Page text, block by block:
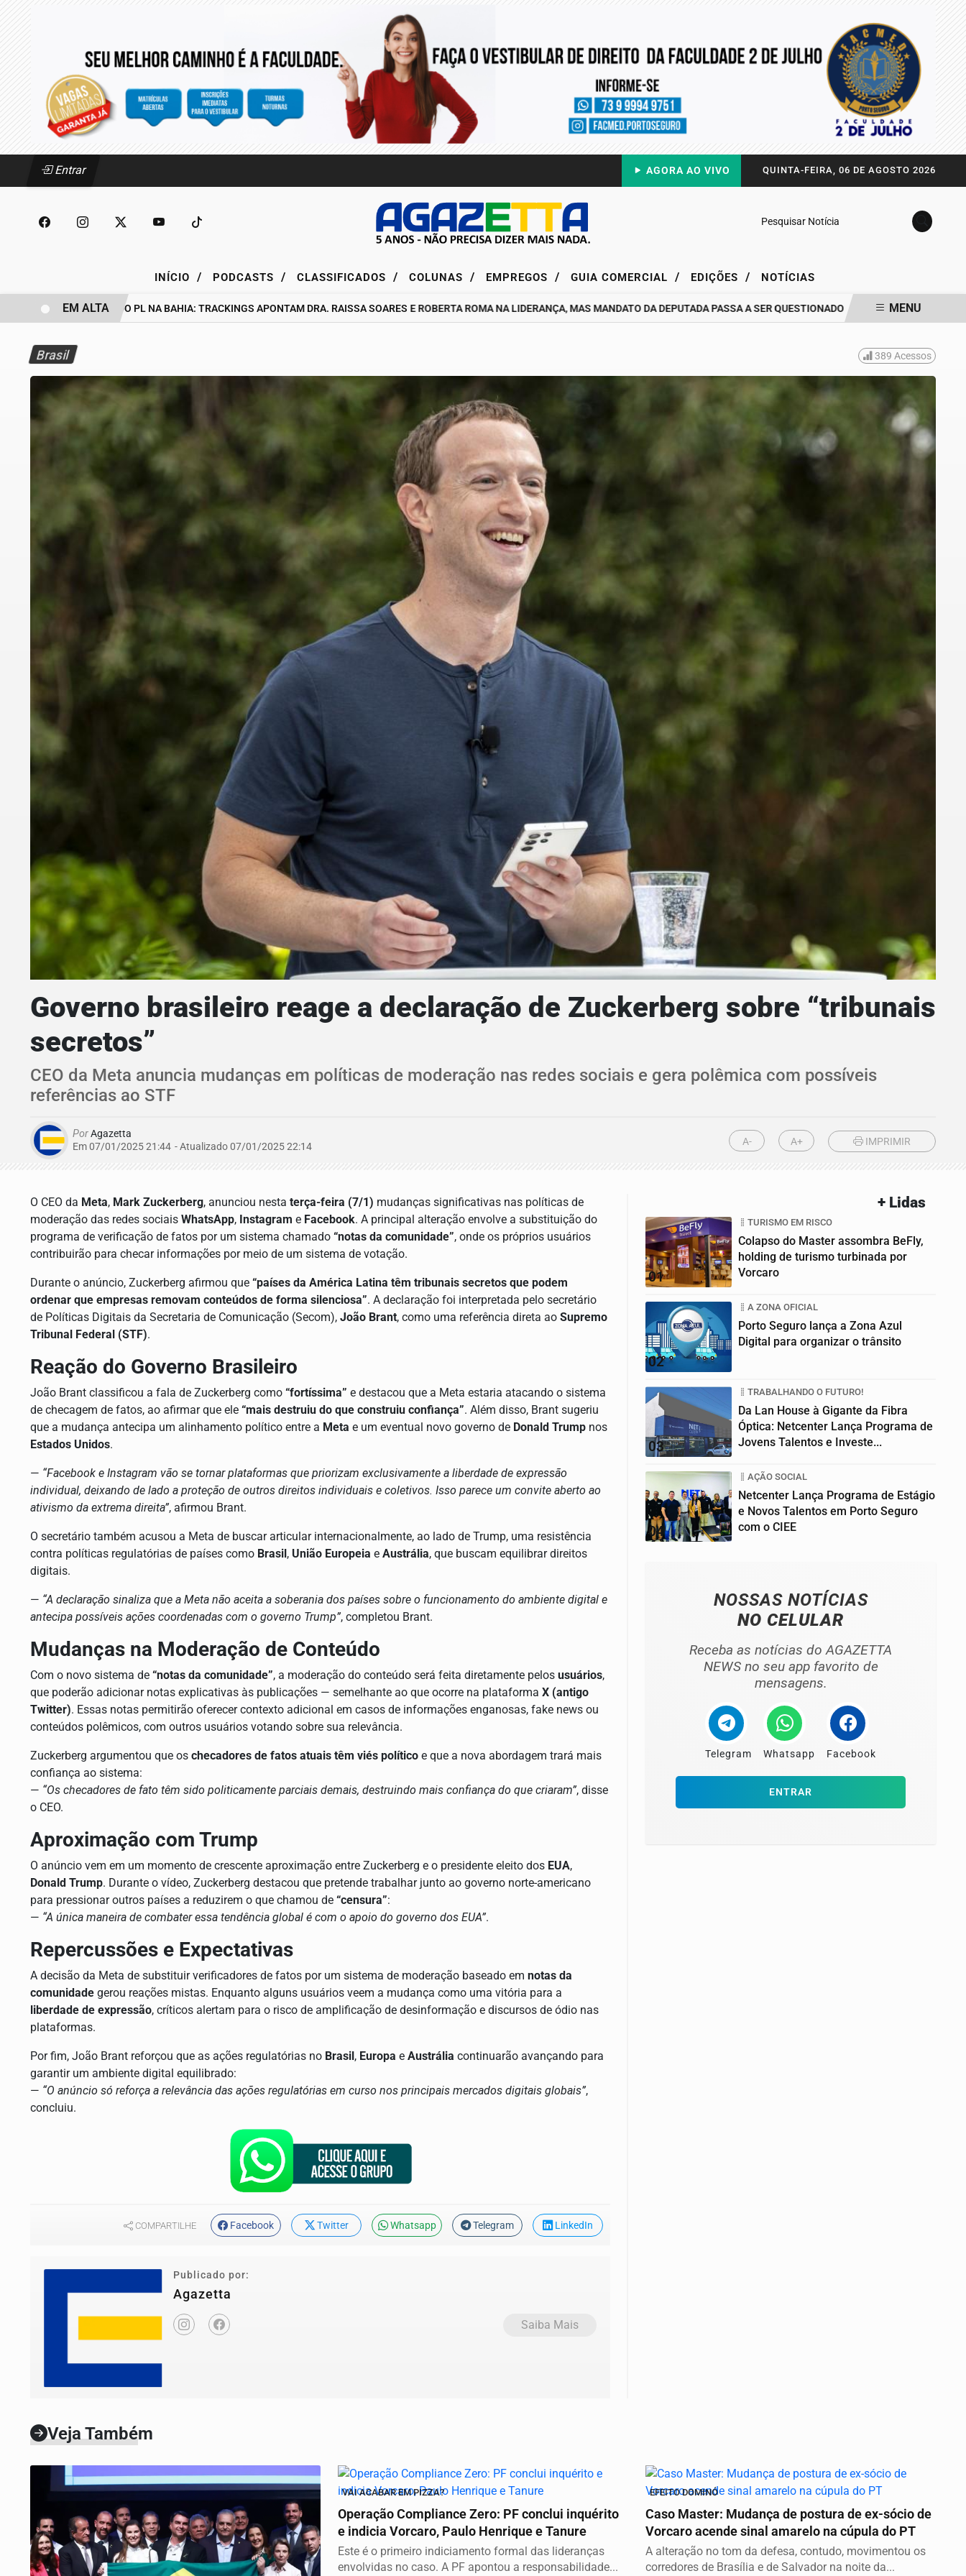
Entrar QUINTA-FEIRA, 06 DE AGOSTO 2026
AGORA AO VIVO
Pesquisar Notícia
INÍCIO / PODCASTS / CLASSIFICADOS / COLUNAS / EMPREGOS / GUIA COMERCIAL / EDIÇÕES / NOTÍCIAS
BASTIDORES DO PL NA BAHIA: TRACKINGS APONTAM DRA. RAISSA SOARES E ROBERTA ROMA NA LIDERANÇA, MAS MANDATO DA DEPUTADA PASSA A SER QUESTIONADO DRA. RAISSA SOARES
EM ALTA MENU
Brasil 389 Acessos
Governo brasileiro reage a declaração de Zuckerberg sobre “tribunais
secretos”
CEO da Meta anuncia mudanças em políticas de moderação nas redes sociais e gera polêmica com possíveis
referências ao STF
PorAgazetta
Em 07/01/2025 21:44 - Atualizado07/01/2025 22:14 A- A+ IMPRIMIR
O CEO da Meta, Mark Zuckerberg, anunciou nesta terça-feira (7/1) mudanças significativas nas políticas de
moderação das redes sociais WhatsApp, Instagram e Facebook. A principal alteração envolve a substituição do
programa de verificação de fatos por um sistema chamado “notas da comunidade”, onde os próprios usuários
contribuirão para checar informações por meio de um sistema de votação.
Durante o anúncio, Zuckerberg afirmou que “países da América Latina têm tribunais secretos que podem
ordenar que empresas removam conteúdos de forma silenciosa”. A declaração foi interpretada pelo secretário
de Políticas Digitais da Secretaria de Comunicação (Secom), João Brant, como uma referência direta ao Supremo
Tribunal Federal (STF).
Reação do Governo Brasileiro
João Brant classificou a fala de Zuckerberg como “fortíssima” e destacou que a Meta estaria atacando o sistema
de checagem de fatos, ao afirmar que ele “mais destruiu do que construiu confiança”. Além disso, Brant sugeriu
que a mudança antecipa um alinhamento político entre a Meta e um eventual novo governo de Donald Trump nos
Estados Unidos.
— “Facebook e Instagram vão se tornar plataformas que priorizam exclusivamente a liberdade de expressão
individual, deixando de lado a proteção de outros direitos individuais e coletivos. Isso parece um convite aberto ao
ativismo da extrema direita”, afirmou Brant.
O secretário também acusou a Meta de buscar articular internacionalmente, ao lado de Trump, uma resistência
contra políticas regulatórias de países como Brasil , União Europeia e Austrália, que buscam equilibrar direitos
digitais.
— “A declaração sinaliza que a Meta não aceita a soberania dos países sobre o funcionamento do ambiente digital e
antecipa possíveis ações coordenadas com o governo Trump”, completou Brant.
Mudanças na Moderação de Conteúdo
Com o novo sistema de “notas da comunidade”, a moderação do conteúdo será feita diretamente pelos usuários,
que poderão adicionar notas explicativas às publicações — semelhante ao que ocorre na plataforma X (antigo
Twitter). Essas notas permitirão oferecer contexto adicional em casos de informações enganosas, fake news ou
conteúdos polêmicos, com outros usuários votando sobre sua relevância.
Zuckerberg argumentou que os checadores de fatos atuais têm viés político e que a nova abordagem trará mais
confiança ao sistema:
— “Os checadores de fato têm sido politicamente parciais demais, destruindo mais confiança do que criaram”, disse
o CEO.
Aproximação com Trump
O anúncio vem em um momento de crescente aproximação entre Zuckerberg e o presidente eleito dos EUA,
Donald Trump. Durante o vídeo, Zuckerberg destacou que pretende trabalhar junto ao governo norte-americano
para pressionar outros países a reduzirem o que chamou de “censura”:
— “A única maneira de combater essa tendência global é com o apoio do governo dos EUA”.
Repercussões e Expectativas
A decisão da Meta de substituir verificadores de fatos por um sistema de moderação baseado em notas da
comunidade gerou reações mistas. Enquanto alguns usuários veem a mudança como uma vitória para a
liberdade de expressão, críticos alertam para o risco de amplificação de desinformação e discursos de ódio nas
plataformas.
Por fim, João Brant reforçou que as ações regulatórias no Brasil , Europa e Austrália continuarão avançando para
garantir um ambiente digital equilibrado:
— “O anúncio só reforça a relevância das ações regulatórias em curso nos principais mercados digitais globais”,
concluiu.
COMPARTILHE Facebook Twitter Whatsapp Telegram LinkedIn
Publicado por:
Agazetta
Saiba Mais
+ Lidas
01
TURISMO EM RISCO
Colapso do Master assombra BeFly,
holding de turismo turbinada por
Vorcaro
02
A ZONA OFICIAL
Porto Seguro lança a Zona Azul
Digital para organizar o trânsito
03
TRABALHANDO O FUTURO!
Da Lan House à Gigante da Fibra
Óptica: Netcenter Lança Programa de
Jovens Talentos e Investe...
04
AÇÃO SOCIAL
Netcenter Lança Programa de Estágio
e Novos Talentos em Porto Seguro
com o CIEE
NOSSAS NOTÍCIAS
NO CELULAR
Receba as notícias do AGAZETTA
NEWS no seu app favorito de
mensagens.
Telegram Whatsapp Facebook
ENTRAR
Veja Também
VAI ACABAR EM PIZZA?
Operação Compliance Zero: PF conclui inquérito
e indicia Vorcaro, Paulo Henrique e Tanure
Este é o primeiro indiciamento formal das lideranças
envolvidas no caso. A PF apontou a responsabilidade...
EFEITO DOMINÓ
Caso Master: Mudança de postura de ex-sócio de
Vorcaro acende sinal amarelo na cúpula do PT
A alteração no tom da defesa, contudo, movimentou os
corredores de Brasília e de Salvador na noite da...